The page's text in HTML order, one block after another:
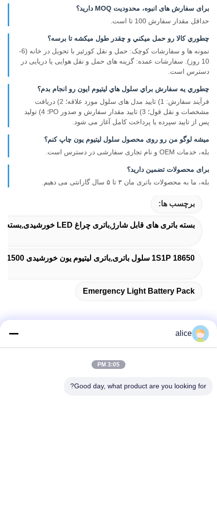
برای سفارش های انبوه، محدودیت MOQ دارید؟
حداقل مقدار سفارش 100 تا است.
چطوري کالا رو حمل ميکني و چقدر طول ميکشه تا برسه؟
نمونه ها و سفارشات کوچک: حمل و نقل کورئیر با تحویل در خانه (6-
10 روز). سفارشات عمده: گزینه های حمل و نقل هوایی یا دریایی در
دسترس است.
چطوري يه سفارش براي سلول هاي ليتيوم ايون رو انجام بدم؟
فرآیند سفارش: 1) تایید مدل های سلول مورد علاقه؛ 2) دریافت
مشخصات و نقل قول؛ 3) تایید مقدار سفارش و صدور PO؛ 4) تولید
پس از تایید سپرده یا پرداخت کامل آغاز می شود.
میشه لوگو من رو روی محصول سلول لیتیوم یون چاپ کنم؟
بله، خدمات OEM و نام تجاری سفارشی در دسترس است.
برای محصولات تضمین دارید؟
بله، ما به محصولات باتری مان ۳ تا ۵ سال گارانتی می دهیم.
برچسب ها:
بسته باتری های قابل شارژ,باتری چراغ LED خورشیدی,بسته باتری چراغ اضطراری
1S1P 18650 سلول باتری,باتری لیتیوم یون خورشیدی 1500 میلی آمپر,کالسکه های گلف 1S1P 18650
Emergency Light Battery Pack
جاده پنجم فویوان، پارک صنعتی باتری لیتیوم، منطقه تکنولوژی بالا،
alice
3:05 PM
Good day, what product are you looking for?